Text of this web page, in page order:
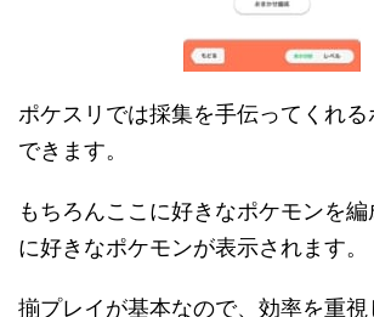
ポケスリでは採集を手伝ってくれ
できます。
もちろんここに好きなポケモンを
に好きなポケモンが表示されます。
揃プレイが基本なので、効率を重視